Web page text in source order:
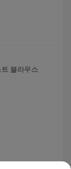
블라우스